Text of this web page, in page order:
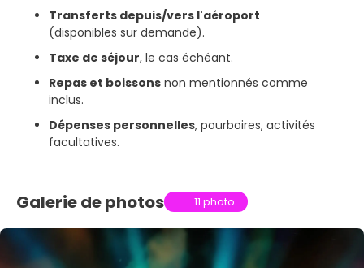
Transferts depuis/vers l'aéroport
(disponibles sur demande).
Taxe de séjour, le cas échéant.
Repas et boissons non mentionnés comme
inclus.
Dépenses personnelles, pourboires, activités
facultatives.
Galerie de photos 11 photo